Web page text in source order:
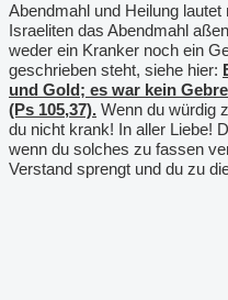
Abendmahl und Heilung
Israeliten das Abendmahl
weder ein Kranker noch ein
geschrieben steht, siehe hier:
und Gold; es war kein
(Ps 105,37). Wenn du würdig
du nicht krank! In aller Liebe!
wenn du solches zu fassen
Verstand sprengt und du zu